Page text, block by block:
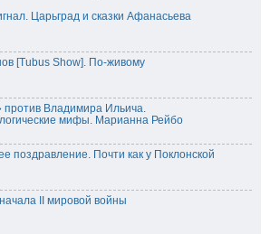
Царьград и сказки Афанасьева
[Tubus Show]. По-живому
Владимира Ильича.
мифы. Марианна Рейбо
поздравление. Почти как у Поклонской
II мировой войны